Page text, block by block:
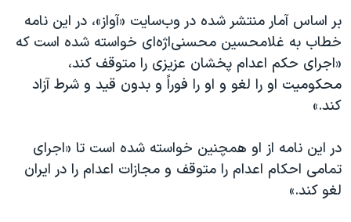
چهل سال گروگان‌گیری
قانون شفافیت دارائی کادر رهبری ایران
اعتراضات مردمی آبان ۹۸
نرگس محمدی برنده جایزه نوبل صلح
همایش محافظه‌کاران آمریکا «سی‌پک»
صفحه‌های ویژه
بر اساس آمار منتشر شده در وب‌سایت «آواز»، در این نامه
خطاب به غلامحسین محسنی‌اژه‌ای خواسته شده است که
«اجرای حکم اعدام پخشان عزیزی را متوقف کند،
محکومیت او را لغو و او را فوراً و بدون قید و شرط آزاد
کند.»
در این نامه از او همچنین خواسته شده است تا «اجرای
تمامی احکام اعدام را متوقف و مجازات اعدام را در ایران
لغو کند.»